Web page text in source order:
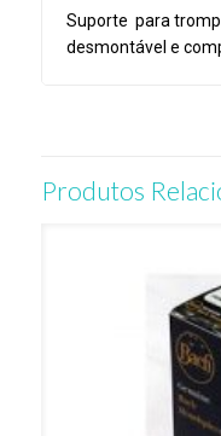
Suporte para
desmontável e
Produtos